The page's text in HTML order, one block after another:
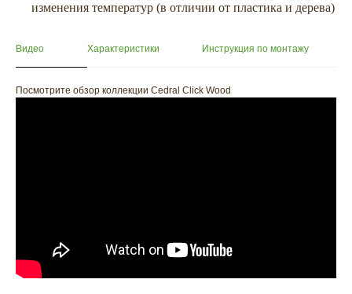
изменения температур (в отличии от пластика и дерева)
Видео Характеристики Инструкция по монтажу
Посмотрите обзор коллекции Cedral Click Wood